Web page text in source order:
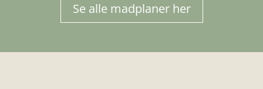
Se alle madplaner her